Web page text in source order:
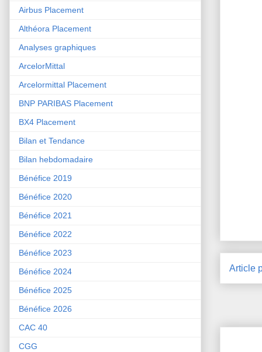
Article
Airbus Placement
Althéora Placement
Analyses graphiques
ArcelorMittal
Arcelormittal Placement
BNP PARIBAS Placement
BX4 Placement
Bilan et Tendance
Bilan hebdomadaire
Bénéfice 2019
Bénéfice 2020
Bénéfice 2021
Bénéfice 2022
Bénéfice 2023
Bénéfice 2024
Bénéfice 2025
Bénéfice 2026
CAC 40
CGG